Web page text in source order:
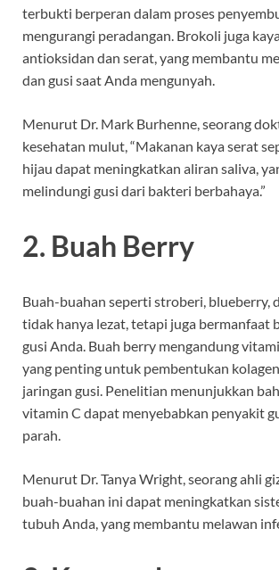
terbukti berperan dalam proses
mengurangi peradangan. Brokoli juga
antioksidan dan serat, yang membantu
dan gusi saat Anda mengunyah.
Menurut Dr. Mark Burhenne, seorang
kesehatan mulut, “Makanan kaya serat
hijau dapat meningkatkan aliran saliva,
melindungi gusi dari bakteri berbahaya.”
2. Buah Berry
Buah-buahan seperti stroberi, blueberry,
tidak hanya lezat, tetapi juga bermanfaat
gusi Anda. Buah berry mengandung
yang penting untuk pembentukan
jaringan gusi. Penelitian menunjukkan
vitamin C dapat menyebabkan penyakit
parah.
Menurut Dr. Tanya Wright, seorang ahli
buah-buahan ini dapat meningkatkan
tubuh Anda, yang membantu melawan